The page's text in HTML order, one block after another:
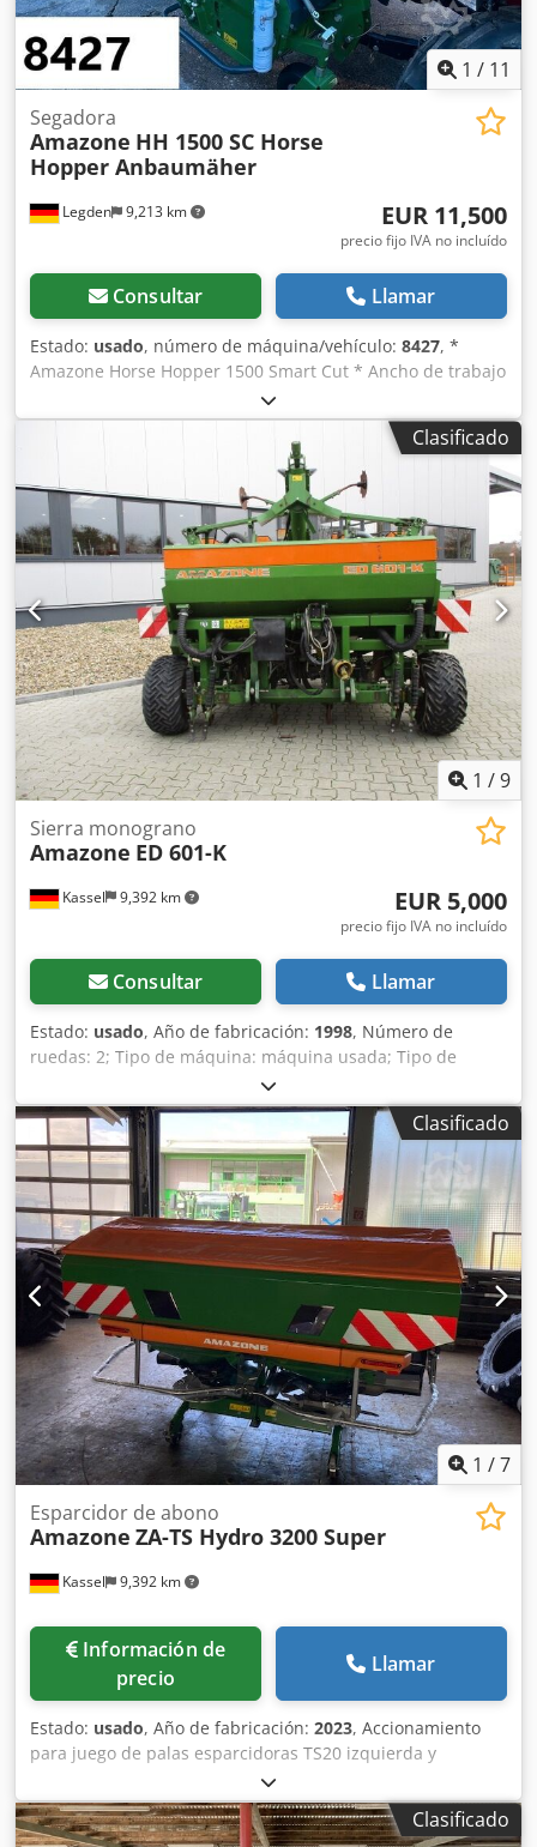
1 / 11
Legden 9,213 km
Segadora
Amazone HH 1500 SC Horse
Hopper Anbaumäher
EUR 11,500
precio fijo IVA no incluído
Consultar Llamar
Estado: usado, número de máquina/vehículo: 8427, *
Amazone Horse Hopper 1500 Smart Cut * Ancho de trabajo
1,50 m * Capacidad de tolva de recogida 1.500 l *
Enganche de 3 puntos para tractor * Cuchillas de ala H60 *
Rodillos de apoyo * Dispositivo de triturado (mulching) *
Toma de fuerza con rueda libre * Tolva de recogida con
vaciado hidráulico del suelo * Velocidad de rotación 2.650
rpm Crjdjrhy H Ropfx Abgof * Indicador de nivel de llenado
-----Número interno de vehículo: 8427 ¡Soporte por
WhatsApp disponible! Si tiene preguntas sobre la máquina
o necesita más información, no dude en escribirnos
cómodamente por WhatsApp. Whatsapp Whatsapp ----
Sujeto a errores y venta previa.
Clasificado
1 /9
Kassel 9,392 km
Sierra monograno
Amazone ED 601-K
EUR 5,000
precio fijo IVA no incluído
Consultar Llamar
Estado: usado, Año de fabricación: 1998, Número de
ruedas: 2; Tipo de máquina: máquina usada; Tipo de
bastidor: montaje; Sistema de fertilización / sinfín de
fertilizante / Csdpfjr Ncfqex Abgsrf
Clasificado
1 /7
Kassel 9,392 km
Esparcidor de abono
Amazone ZA-TS Hydro 3200 Super
Información de
precio
Llamar
Estado: usado, Año de fabricación: 2023, Accionamiento
para juego de palas esparcidoras TS20 izquierda y
derecha, accionamiento hidráulico izquierda y derecha
con Auto TS y FlowControl, disco principal izquierda y
derecha con AutoTS, barra de protección tubular,Clasificado